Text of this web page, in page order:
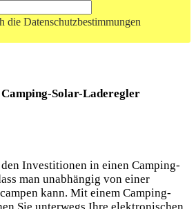
die Datenschutzbestimmungen
Solar-Laderegler
Investitionen in einen Camping-
man unabhängig von einer
kann. Mit einem Camping-